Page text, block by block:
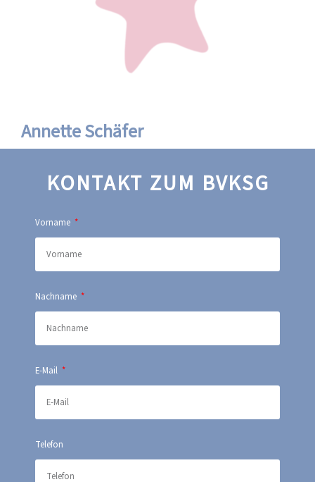
Annette Schäfer
KONTAKT ZUM BVKSG
Vorname
Nachname
E-Mail
Telefon